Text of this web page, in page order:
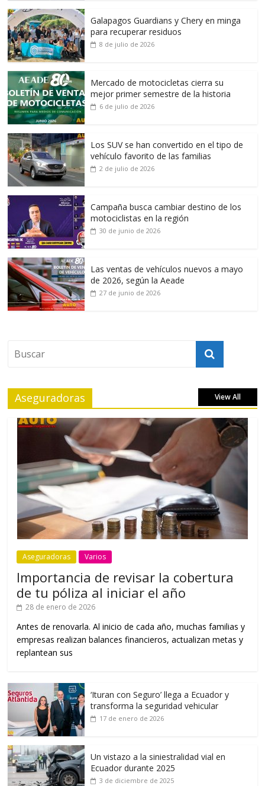
Galapagos Guardians y Chery en minga
para recuperar residuos
8 de julio de 2026
Mercado de motocicletas cierra su
mejor primer semestre de la historia
6 de julio de 2026
Los SUV se han convertido en el tipo de
vehículo favorito de las familias
2 de julio de 2026
Campaña busca cambiar destino de los
motociclistas en la región
30 de junio de 2026
Las ventas de vehículos nuevos a mayo
de 2026, según la Aeade
27 de junio de 2026
Aseguradoras View All
Aseguradoras Varios
Importancia de revisar la cobertura
de tu póliza al iniciar el año
28 de enero de 2026
Antes de renovarla. Al inicio de cada año, muchas familias y
empresas realizan balances financieros, actualizan metas y
replantean sus
‘Ituran con Seguro’ llega a Ecuador y
transforma la seguridad vehicular
17 de enero de 2026
Un vistazo a la siniestralidad vial en
Ecuador durante 2025
3 de diciembre de 2025